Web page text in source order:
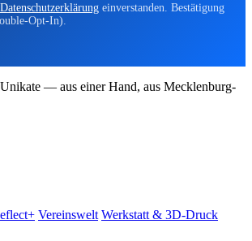
Datenschutzerklärung einverstanden. Bestätigung
Opt-In).
— aus einer Hand, aus Mecklenburg-
Vereinswelt Werkstatt & 3D-Druck